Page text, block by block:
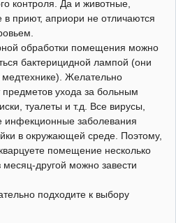
контроля. Да и животные,
приют, априори не отличаются
обработки помещения можно
бактерицидной лампой (они
Желательно
предметов ухода за больным
туалеты и т.д. Все вирусы,
заболевания
в окружающей среде. Поэтому,
помещение несколько
месяц-другой можно завести
подходите к выбору